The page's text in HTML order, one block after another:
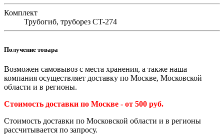
Комплект
Трубогиб, труборез CT-274
Получение товара
Возможен самовывоз с места хранения, а также наша
компания осуществляет доставку по Москве, Московской
области и в регионы.
Стоимость доставки по Москве - от 500 руб.
Стоимость доставки по Московской области и в регионы
рассчитывается по запросу.